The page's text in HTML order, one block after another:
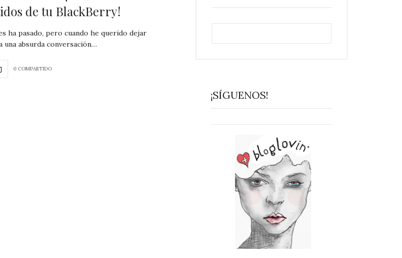
de tu BlackBerry!
ha pasado, pero cuando he querido dejar
una absurda conversación…
0 COMPARTIDO
¡SÍGUENOS!